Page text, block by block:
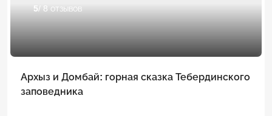
5/ 8 отзывов
Архыз и Домбай: горная сказка Тебердинского
заповедника